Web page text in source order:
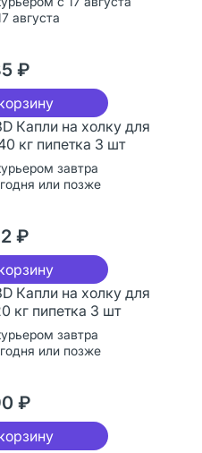
августа
₽
Капли на холку для
кг пипетка 3 шт
завтра
или позже
₽
Капли на холку для
кг пипетка 3 шт
завтра
или позже
₽